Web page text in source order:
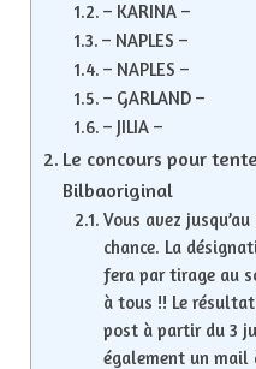
– KARINA –
– NAPLES –
– NAPLES –
– GARLAND –
– JILIA –
Le concours pour
Bilbaoriginal
Vous avez
chance. La
fera par tirage au
à tous !! Le
post à partir du 3
également un mail